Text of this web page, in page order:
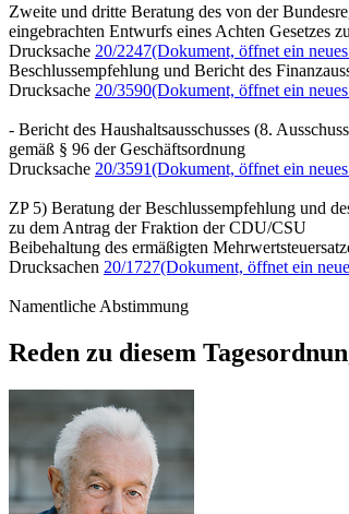
Zweite und dritte Beratung des von der
eingebrachten Entwurfs eines Achten Gesetzes
Drucksache 20/2247(Dokument, öffnet ein
Beschlussempfehlung und Bericht des
Drucksache 20/3590(Dokument, öffnet ein
- Bericht des Haushaltsausschusses (8.
gemäß § 96 der Geschäftsordnung
Drucksache 20/3591(Dokument, öffnet ein
ZP 5) Beratung der Beschlussempfehlung und
zu dem Antrag der Fraktion der CDU/CSU
Beibehaltung des ermäßigten
Drucksachen 20/1727(Dokument, öffnet ein
Namentliche Abstimmung
Reden zu diesem